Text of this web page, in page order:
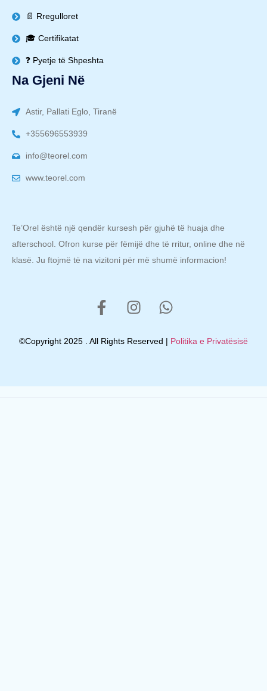
📄 Rregulloret
🎓 Certifikatat
❓ Pyetje të Shpeshta
Na Gjeni Në
Astir, Pallati Eglo, Tiranë
+355696553939
info@teorel.com
www.teorel.com
Te’Orel është një qendër kursesh për gjuhë të huaja dhe
afterschool. Ofron kurse për fëmijë dhe të rritur, online dhe në
klasë. Ju ftojmë të na vizitoni për më shumë informacion!
©Copyright 2025 . All Rights Reserved | Politika e Privatësisë